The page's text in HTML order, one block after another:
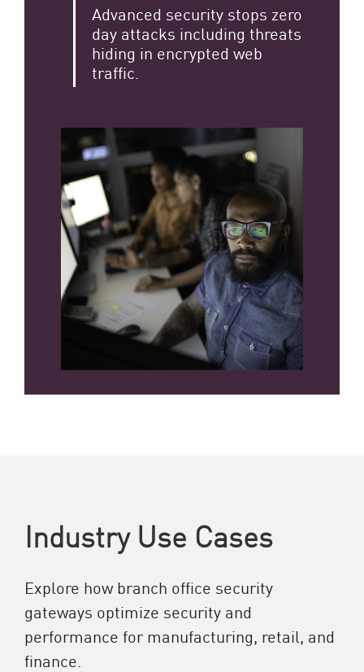
Advanced security stops zero
day attacks including threats
hiding in encrypted web
traffic.
Industry Use Cases
Explore how branch office security
gateways optimize security and
performance for manufacturing, retail, and
finance.